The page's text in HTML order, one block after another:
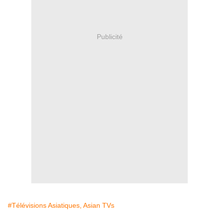
Publicité
#Télévisions Asiatiques, Asian TVs